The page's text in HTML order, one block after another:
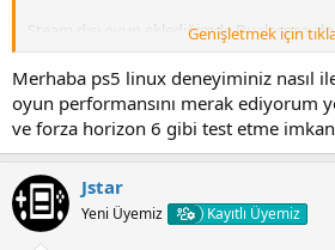
Steam dışı oyun eklediğimde Dualsense
tıkladım.
''Shortcut'' sekmesinin sağında ''Launch
komutu girdim. SDL_JOYSTICK_DEVICE=/
%command%
Oyunlar direk Steamden açıldığında
eksiksiz çalışıyordu istediğim gibi.
Genişletmek için
Merhaba ps5 linux deneyiminiz nasıl
oyun performansını merak ediyorum
ve forza horizon 6 gibi test etme
Jstar
Yeni Üyemiz Kayıtlı Üyemiz